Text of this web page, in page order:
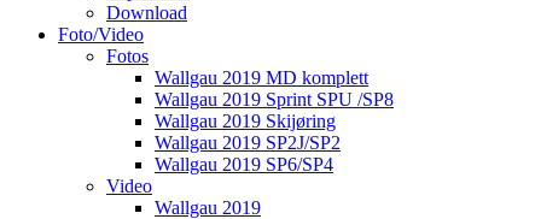
Download
Foto/Video
Fotos
Wallgau 2019 MD komplett
Wallgau 2019 Sprint SPU /SP8
Wallgau 2019 Skijøring
Wallgau 2019 SP2J/SP2
Wallgau 2019 SP6/SP4
Video
Wallgau 2019